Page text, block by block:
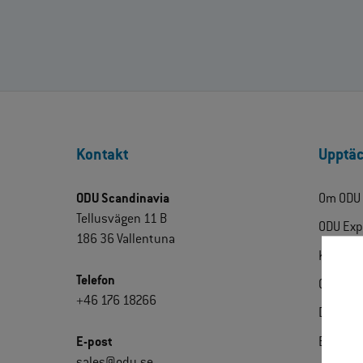
Kontakt
ODU Scandinavia
Tellusvägen 11 B
186 36 Vallentuna
Telefon
+46 176 18266
E-post
Om ODU
ODU
Kontakt
Certifikat
Extranet